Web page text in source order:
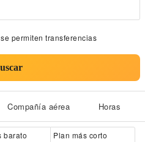
permiten transferencias
Compañía aérea Horas
barato Plan más corto